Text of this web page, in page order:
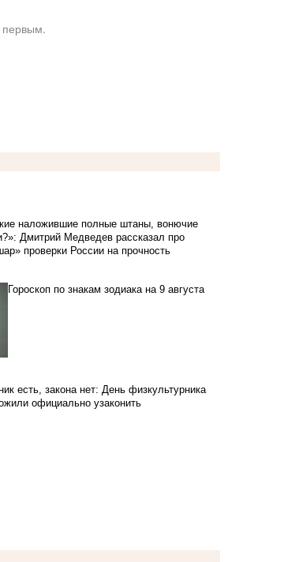
первым.
наложившие полные штаны, вонючие
Дмитрий Медведев рассказал про
проверки России на прочность
Гороскоп по знакам зодиака на 9 августа
есть, закона нет: День физкультурника
официально узаконить